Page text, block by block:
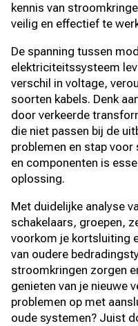
kennis van
veilig en effectief te
De spanning tussen
elektriciteitssysteem
verschil in voltage,
soorten kabels.​ Denk
door verkeerde
die niet passen bij de
problemen en stap voor
en componenten is
oplossing.​
Met duidelijke analyse
schakelaars, groepen,
voorkom je kortsluiting
van oudere
stroomkringen zorgen
genieten van je nieuwe
problemen op met
oude systemen? Juist